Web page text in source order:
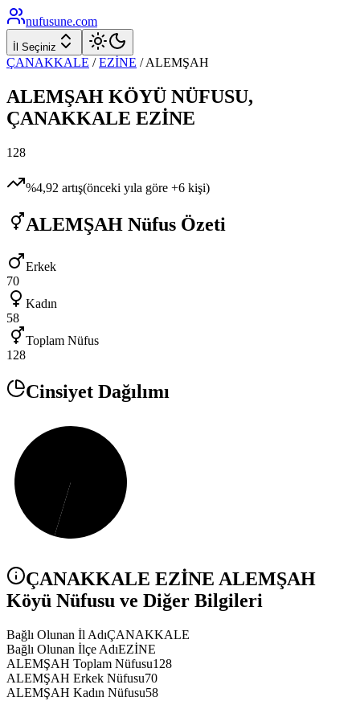
nufusune.com
İl Seçiniz
ÇANAKKALE / EZİNE /ALEMŞAH
ALEMŞAH KÖYÜ NÜFUSU,
ÇANAKKALE EZİNE
128
%4,92 artış(önceki yıla göre +6 kişi)
ALEMŞAH Nüfus Özeti
Erkek
70
Kadın
58
Toplam Nüfus
128
Cinsiyet Dağılımı
ÇANAKKALE EZİNE ALEMŞAH
Köyü Nüfusu ve Diğer Bilgileri
Bağlı Olunan İl AdıÇANAKKALE
Bağlı Olunan İlçe AdıEZİNE
ALEMŞAH Toplam Nüfusu128
ALEMŞAH Erkek Nüfusu70
ALEMŞAH Kadın Nüfusu58